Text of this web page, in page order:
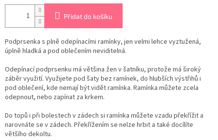
Přidat do košíku
Podprsenka s plně odepínacími ramínky, jen velmi lehce vyztužená,
úplně hladká a pod oblečením neviditelná.
Odepínací podprsenku má většina žen v šatníku, protože má široký
záběr využití. Využijete pod šaty bez ramínek, do hlubších výstřihů i
pod oblečení, kde nemají být vidět ramínka. Ramínka můžete zcela
odepnout, nebo zapínat za krkem.
Do topů i při bolestech v zádech si ramínka můžete vzadu překřížit a
narovnáte se v zádech. Překřížením se nelze hrbit a také docílíte
většího dekoltu.